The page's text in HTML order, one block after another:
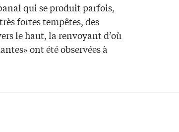
qui se produit parfois,
fortes tempêtes, des
le haut, la renvoyant d’où
ont été observées à